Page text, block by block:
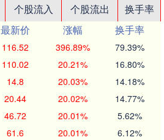
个股流入 个股流出
换手率
最新价 涨幅
换手率
116.52 396.89% 79.39%
110.02 20.21% 16.80%
14.8 20.03% 14.18%
20.44 20.02% 14.77%
46.72 20.01% 5.62%
61.6 20.01% 6.12%